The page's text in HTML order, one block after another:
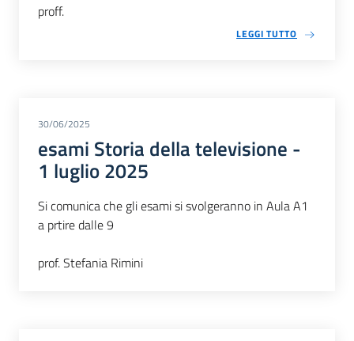
proff.
LEGGI TUTTO
30/06/2025
esami Storia della televisione -
1 luglio 2025
Si comunica che gli esami si svolgeranno in Aula A1
a prtire dalle 9
prof. Stefania Rimini